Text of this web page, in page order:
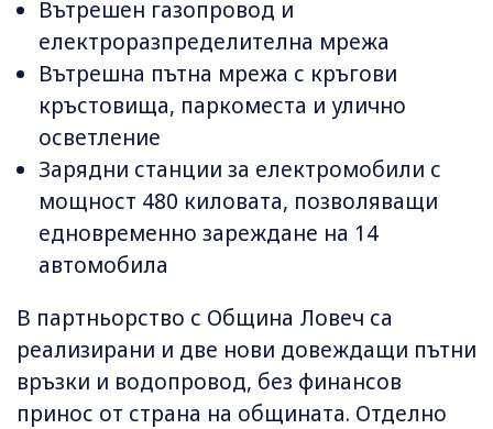
Вътрешен газопровод и
електроразпределителна мрежа
Вътрешна пътна мрежа с кръгови
кръстовища, паркоместа и улично
осветление
Зарядни станции за електромобили с
мощност 480 киловата, позволяващи
едновременно зареждане на 14
автомобила
В партньорство с Община Ловеч са
реализирани и две нови довеждащи пътни
връзки и водопровод, без финансов
принос от страна на общината. Отделно